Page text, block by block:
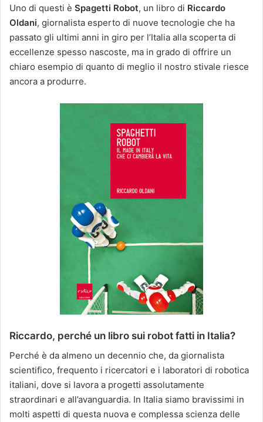
Uno di questi è Spagetti Robot, un libro di Riccardo
Oldani, giornalista esperto di nuove tecnologie che ha
passato gli ultimi anni in giro per l’Italia alla scoperta di
eccellenze spesso nascoste, ma in grado di offrire un
chiaro esempio di quanto di meglio il nostro stivale riesce
ancora a produrre.
Riccardo, perché un libro sui robot fatti in Italia?
Perché è da almeno un decennio che, da giornalista
scientifico, frequento i ricercatori e i laboratori di robotica
italiani, dove si lavora a progetti assolutamente
straordinari e all’avanguardia. In Italia siamo bravissimi in
molti aspetti di questa nuova e complessa scienza delle